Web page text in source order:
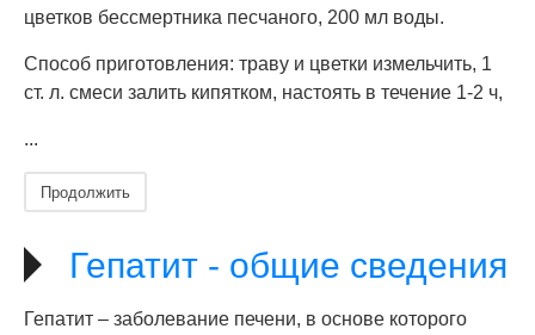
цветков бессмертника песчаного, 200 мл воды.
Способ приготовления: траву и цветки измельчить, 1
ст. л. смеси залить кипятком, настоять в течение 1-2 ч,
...
Продолжить
Гепатит - общие сведения
Гепатит – заболевание печени, в основе которого